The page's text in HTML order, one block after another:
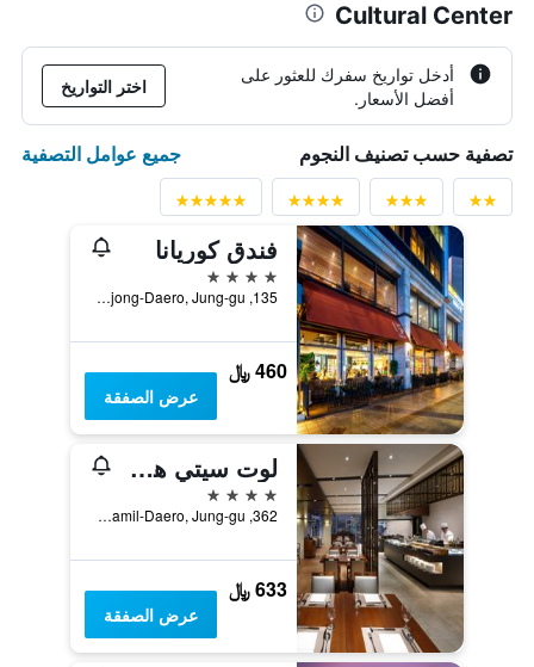
Cultural Center
أدخل تواريخ سفرك للعثور على
أفضل الأسعار.
اختر التواريخ
تصفية حسب تصنيف النجوم جميع عوامل التصفية
فندق كوريانا
4 نجوم
135, Sejong-Daero, Jung-gu, سيول, كوريا الجنوبية
460 ﷼
عرض الصفقة
لوت سيتي هوتل ميونجدونج
4 نجوم
362, Samil-Daero, Jung-gu, سيول, كوريا الجنوبية
633 ﷼
عرض الصفقة